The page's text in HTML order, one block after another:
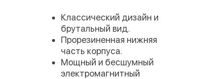
Классический дизайн и
брутальный вид.
Прорезиненная нижняя
часть корпуса.
Мощный и бесшумный
электромагнитный